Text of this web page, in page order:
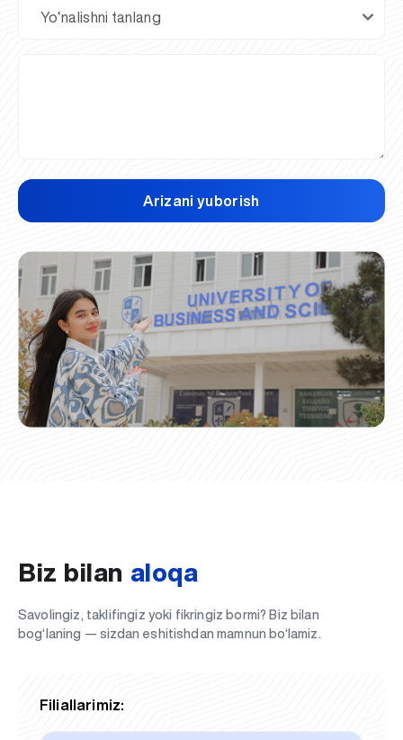
Arizani yuborish
Biz bilan aloqa
Savolingiz, taklifingiz yoki fikringiz bormi? Biz bilan
bog‘laning — sizdan eshitishdan mamnun bo‘lamiz.
Filiallarimiz: